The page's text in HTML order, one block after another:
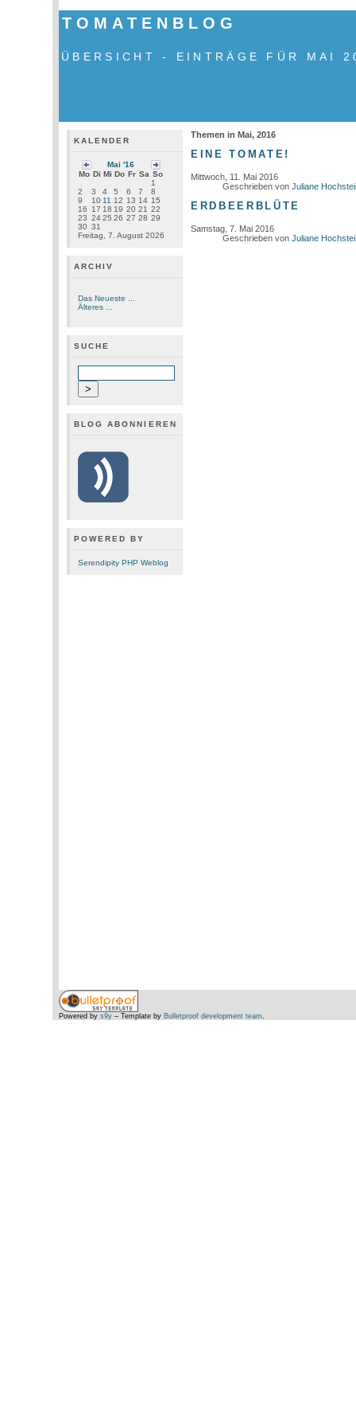
TOMATENBLOG
ÜBERSICHT - EINTRÄGE FÜR MAI
KALENDER
Mai '16
Mo Di Mi Do Fr Sa So
Freitag, 7. August 2026
1
2
3 4 5 6 7
8
9
10 11 12 13 14 15
16 17 18 19 20 21 22
23 24 25 26 27 28 29
30 31
ARCHIV
Das Neueste ...
Älteres ...
SUCHE
BLOG ABONNIEREN
POWERED BY
Serendipity PHP Weblog
Themen in Mai, 2016
EINE TOMATE!
Mittwoch, 11. Mai 2016
Geschrieben vonJuliane
ERDBEERBLÜTE
Samstag, 7. Mai 2016
Geschrieben vonJuliane
Powered by s9y– Template by Bulletproof development team.